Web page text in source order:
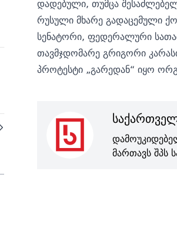
დადებული, თუმცა
რუსული მხარე გადაცემული
სენატორი, ფედერალური
თავმჯდომარე გრიგორი
პროტესტი „გარედან“ იყო
მართავს შპს